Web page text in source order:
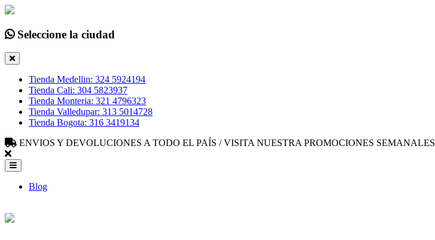
Seleccione la ciudad
Tienda Medellin: 324 5924194
Tienda Cali: 304 5823937
Tienda Monteria: 321 4796323
Tienda Valledupar: 313 5014728
Tienda Bogota: 316 3419134
ENVIOS Y DEVOLUCIONES A TODO EL PAÍS / VISITA NUESTRA PROMOCIONES SEMANALES
Blog